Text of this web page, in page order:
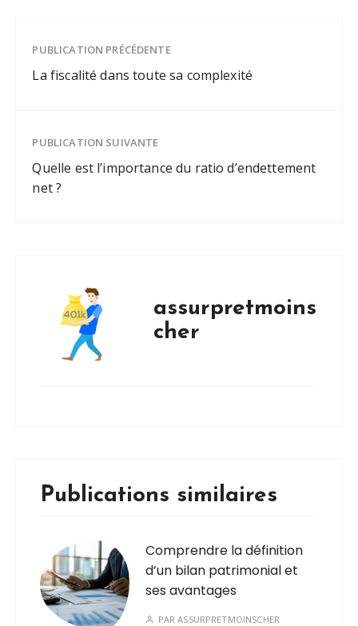
PUBLICATION PRÉCÉDENTE
La fiscalité dans toute sa complexité
PUBLICATION SUIVANTE
Quelle est l’importance du ratio d’endettement
net ?
assurpretmoins
cher
Publications similaires
Comprendre la définition
d’un bilan patrimonial et
ses avantages
PARASSURPRETMOINSCHER